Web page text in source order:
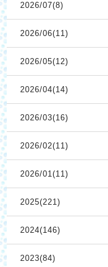
2026/07(8)
2026/06(11)
2026/05(12)
2026/04(14)
2026/03(16)
2026/02(11)
2026/01(11)
2025(221)
2024(146)
2023(84)